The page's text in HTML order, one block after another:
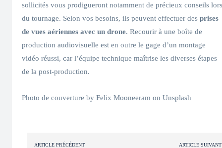
sollicités vous prodigueront notamment de précieux conseils lors
du tournage. Selon vos besoins, ils peuvent effectuer des prises
de vues aériennes avec un drone. Recourir à une boîte de
production audiovisuelle est en outre le gage d’un montage
vidéo réussi, car l’équipe technique maîtrise les diverses étapes
de la post-production.
Photo de couverture by Felix Mooneeram on Unsplash
ARTICLE PRÉCÉDENT ARTICLE SUIVANT